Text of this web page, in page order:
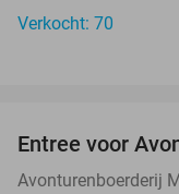
Verkocht: 70
Entree voor
Avonturenboerderij